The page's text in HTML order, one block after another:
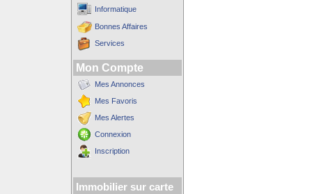
Informatique
Bonnes Affaires
Services
Mon Compte
Mes Annonces
Mes Favoris
Mes Alertes
Connexion
Inscription
Immobilier sur carte